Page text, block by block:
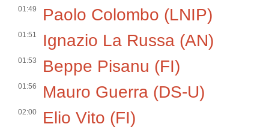
01:49 Paolo Colombo (LNIP)
01:51 Ignazio La Russa (AN)
01:53 Beppe Pisanu (FI)
01:56 Mauro Guerra (DS-U)
02:00 Elio Vito (FI)